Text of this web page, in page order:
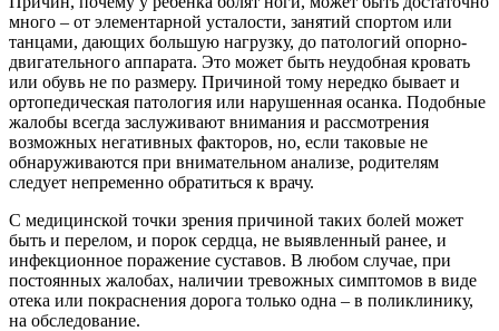
много – от элементарной усталости, занятий спортом или
танцами, дающих большую нагрузку, до патологий опорно-
двигательного аппарата. Это может быть неудобная кровать
или обувь не по размеру. Причиной тому нередко бывает и
ортопедическая патология или нарушенная осанка. Подобные
жалобы всегда заслуживают внимания и рассмотрения
возможных негативных факторов, но, если таковые не
обнаруживаются при внимательном анализе, родителям
следует непременно обратиться к врачу.
С медицинской точки зрения причиной таких болей может
быть и перелом, и порок сердца, не выявленный ранее, и
инфекционное поражение суставов. В любом случае, при
постоянных жалобах, наличии тревожных симптомов в виде
отека или покраснения дорога только одна – в поликлинику,
на обследование.